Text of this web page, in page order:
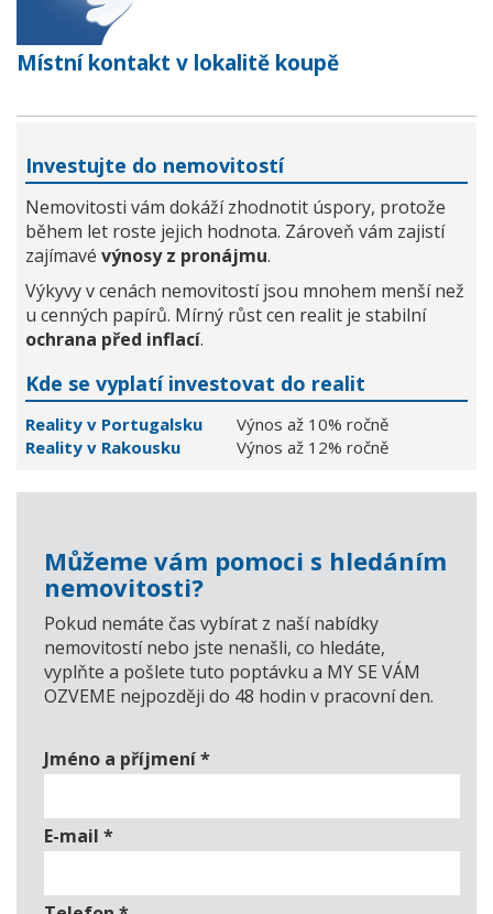
Místní kontakt v lokalitě koupě
Investujte do nemovitostí
Nemovitosti vám dokáží zhodnotit úspory, protože
během let roste jejich hodnota. Zároveň vám zajistí
zajímavé výnosy z pronájmu.
Výkyvy v cenách nemovitostí jsou mnohem menší než
u cenných papírů. Mírný růst cen realit je stabilní
ochrana před inflací.
Kde se vyplatí investovat do realit
Reality v Portugalsku
Výnos až 10% ročně
Reality v Rakousku
Výnos až 12% ročně
Můžeme vám pomoci s hledáním
nemovitosti?
Pokud nemáte čas vybírat z naší nabídky
nemovitostí nebo jste nenašli, co hledáte,
vyplňte a pošlete tuto poptávku a MY SE VÁM
OZVEME nejpozději do 48 hodin v pracovní den.
Jméno a příjmení*
E-mail *